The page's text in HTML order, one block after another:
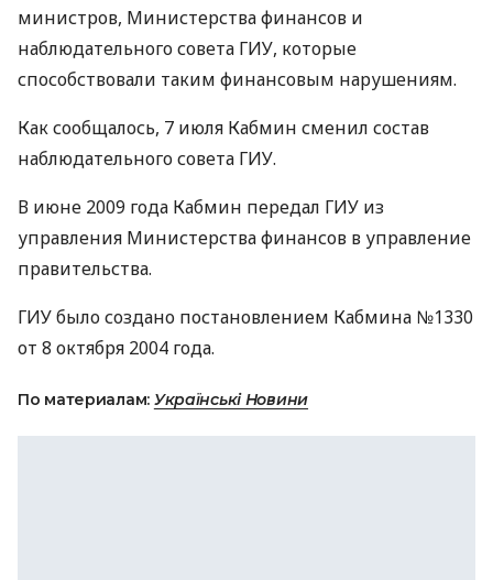
министров, Министерства финансов и
наблюдательного совета ГИУ, которые
способствовали таким финансовым нарушениям.
Как сообщалось, 7 июля Кабмин сменил состав
наблюдательного совета ГИУ.
В июне 2009 года Кабмин передал ГИУ из
управления Министерства финансов в управление
правительства.
ГИУ было создано постановлением Кабмина №1330
от 8 октября 2004 года.
По материалам: Українські Новини